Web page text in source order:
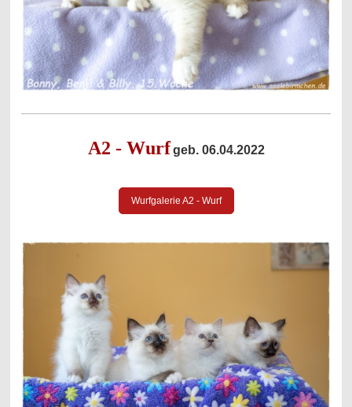
A2 - Wurf geb. 06.04.2022
Wurfgalerie A2 - Wurf